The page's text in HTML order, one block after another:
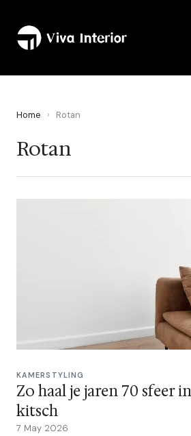
Home › Rotan
Rotan
KAMERSTYLING
Zo haal je jaren 70 sfeer
kitsch
7 May 2026